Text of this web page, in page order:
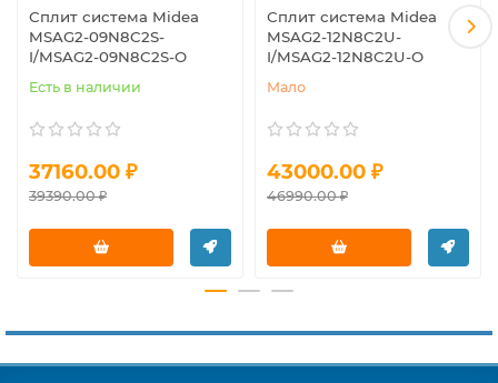
Сплит система Midea
MSAG2-09N8C2S-
I/MSAG2-09N8C2S-O
Есть в наличии
37160.00 ₽
39390.00 ₽
Сплит система Midea
MSAG2-12N8C2U-
I/MSAG2-12N8C2U-O
Мало
43000.00 ₽
46990.00 ₽